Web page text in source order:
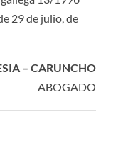
29 de julio, de
– CARUNCHO
ABOGADO